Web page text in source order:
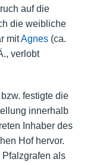
auf die
die weibliche
mitAgnes(ca.
verlobt
festigte die
innerhalb
Inhaber des
Hof hervor.
als